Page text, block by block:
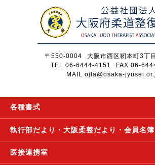
〒550-0004
大阪市西区靭本町3丁
TEL 06-6444-4151
FAX 06-
MAIL ojta@osaka-
各種書式
執行部だより・ 大阪柔整だより・ 会員名簿
医接連携室